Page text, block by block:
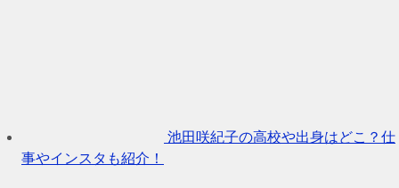
池田咲紀子の高校や出身はどこ？仕
事やインスタも紹介！